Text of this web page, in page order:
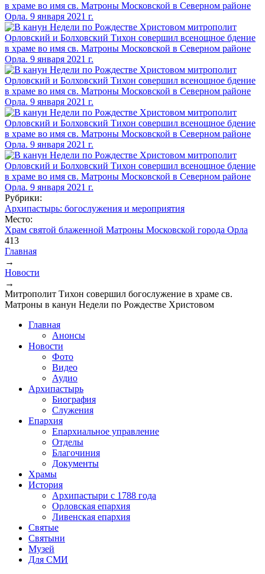
Рубрики:
Архипастырь: богослужения и мероприятия
Место:
Храм святой блаженной Матроны Московской города Орла
413
Вы здесь
Главная
→
Новости
→
Митрополит Тихон совершил богослужение в храме св.
Матроны в канун Недели по Рождестве Христовом
Главная
Анонсы
Новости
Фото
Видео
Аудио
Архипастырь
Биография
Служения
Епархия
Епархиальное управление
Отделы
Благочиния
Документы
Храмы
История
Архипастыри с 1788 года
Орловская епархия
Ливенская епархия
Святые
Святыни
Музей
Для СМИ